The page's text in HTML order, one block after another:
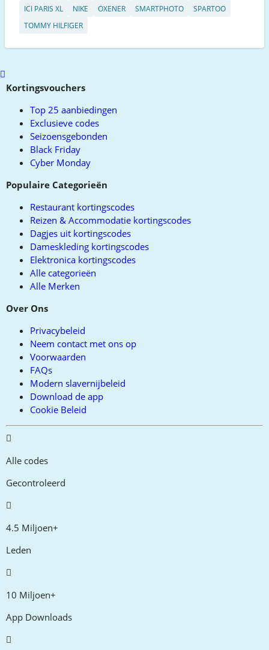
ICI PARIS XL
NIKE OXENER SMARTPHOTO
SPARTOO
TOMMY HILFIGER
Scroll
toKortingsvouchers
Top 25 aanbiedingen
Exclusieve codes
Seizoensgebonden
Black Friday
Cyber Monday
Populaire Categorieën
Restaurant kortingscodes
Reizen & Accommodatie kortingscodes
Dagjes uit kortingscodes
Dameskleding kortingscodes
Elektronica kortingscodes
Alle categorieën
Alle Merken
Over Ons
Privacybeleid
Neem contact met ons op
Voorwaarden
FAQs
Modern slavernijbeleid
Download de app
Cookie Beleid
Alle codes
Gecontroleerd
4.5 Miljoen+
Leden
10 Miljoen+
App Downloads